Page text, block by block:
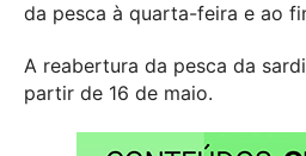
da pesca à quarta-feira e ao
A reabertura da pesca da
partir de 16 de maio.